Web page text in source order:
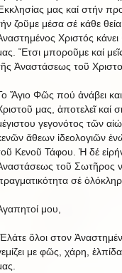
μας καί στήν
ζοῦμε μέσα σέ κάθε
Χριστός
Ἔτσι μποροῦμε καί
Ἀναστάσεως τοῦ
Ἅγιο Φῶς πού ἀνάβει
μας, ἀποτελεῖ καί
γεγονότος τῶν
ἄθεων ἰδεολογιῶν
Κενοῦ Τάφου. Ἡ δέ
τοῦ Σωτῆρος
σέ
μου,
ὅλοι στον
με φῶς, χάρη,